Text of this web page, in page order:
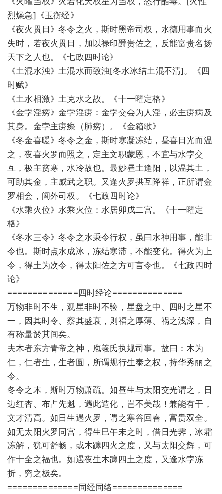
烈燥急]《玉衡经》
《夜火贯日》冬令之火，斯时黑帝司权，水德用事而火
失时，若夜火贯日，加以禄印爵贵佐之，反能富贵名扬
天下之人也。《七政四时论》
《土混水浊》土混水而致浊[冬水冰结土混不清]。《四
时赋》
《土水相激》土克水之故。《十一曜定格》
《金孛淫痨》金孛淫痨：金孛交会为人淫，必主痨病及
其身。金孛主痨瘵（肺痨）。《金箱歌》
《冬金喜暖》冬令之金，斯时寒凝冻结，昼喜日光而温
之，夜喜火罗而照之，定主文职蒙恩，不宜与水孛交
互，极主贫寒，水冷故也。最妙昼土逢阳，以温其土，
可助其金，主威武之职。又逢火罗拱互降祥，正所谓金
罗相会，阃外司权。《七政四时论》
《水乘火位》水乘火位：水居卯戌二宫。《十一曜定
格》
《冬水三令》冬令之水秉令行权，虽曰水神用事，能非
令也。斯时点水成冰，冻结寒滞，不能变化。得火为上
令，得土为次令，得太阳佐之方可言令也。《七政四时
论》
==============四时经论==============
万物非时不生，观星非时不验，星盘之中、四时之星不
一，因其时令、察其盛衰，则福之厚薄、祸之浅深，自
有称量於其间矣。
夫木者东方青帝之神，庖羲氏执规司事。故曰：木为
仁，仁者生，生者圆，所谓规行生泰之权，持华秀丽之
令。
冬令之木，斯时万物萧疏。如昼生与太阳交光谓之，日
边红杏、布占先魁，遇此造化，岂不美哉！兼能有干，
文才清高。如日生遇火罗，谓之寒谷回春，富贵双全。
如无太阳火罗同宫，得生巳午未之时，借日光霁，冰霜
冻解，犹可舒畅，或木躔四火之度，又与太阳交辉，可
作十全之福也。如遇夜生木躔四土之度，又逢水孛冻
折，穷之极矣。
==============同经同络==============